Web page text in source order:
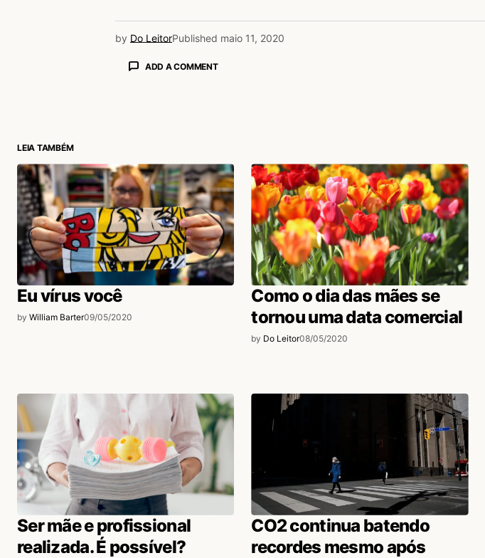
by Do LeitorPublished maio 11, 2020
ADD A COMMENT
LEIA TAMBÉM
Eu vírus você
by William Barter09/05/2020
Como o dia das mães se
tornou uma data comercial
by Do Leitor08/05/2020
Ser mãe e profissional
realizada. É possível?
CO2 continua batendo
recordes mesmo após